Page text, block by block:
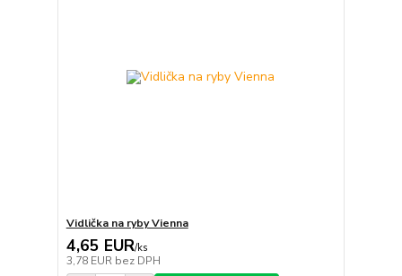
Vidlička na ryby Vienna
4,65 EUR/ks
3,78 EUR bez DPH